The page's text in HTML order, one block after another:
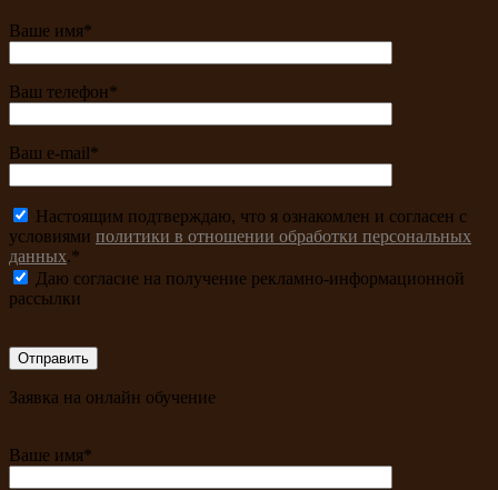
Ваше имя*
Ваш телефон*
Ваш e-mail*
Настоящим подтверждаю, что я ознакомлен и согласен с
условиями политики в отношении обработки персональных
данных.*
Даю согласие на получение рекламно-информационной
рассылки
Заявка на онлайн обучение
Ваше имя*